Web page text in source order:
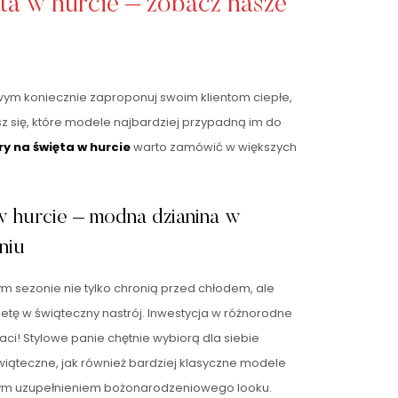
koniecznie zaproponuj swoim klientom ciepłe,
się, które modele najbardziej przypadną im do
na święta w hurciewarto zamówić w większych
hurcie – modna dzianina w
sezonie nie tylko chronią przed chłodem, ale
w świąteczny nastrój. Inwestycja w różnorodne
Stylowe panie chętnie wybiorą dla siebie
jak również bardziej klasyczne modele
uzupełnieniem bożonarodzeniowego looku.